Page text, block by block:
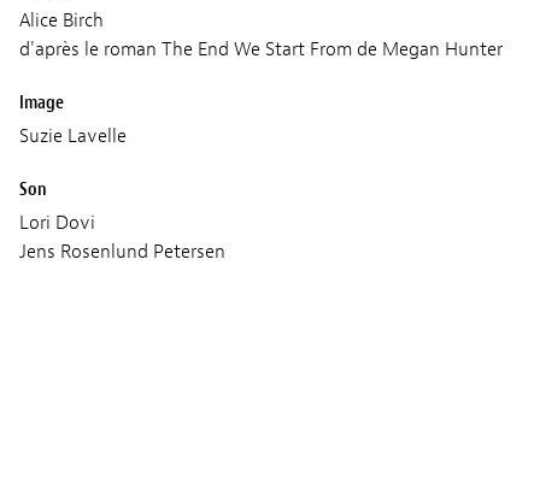
Alice Birch
d'après le roman The End We Start From de Megan Hunter
Image
Suzie Lavelle
Son
Lori Dovi
Jens Rosenlund Petersen